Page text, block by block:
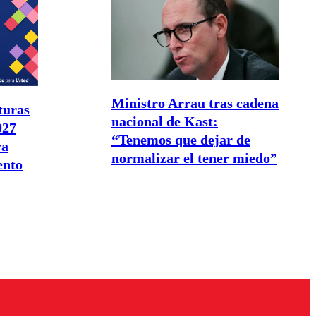
Ministro Arrau tras cadena
nacional de Kast:
“Tenemos que dejar de
normalizar el tener miedo”